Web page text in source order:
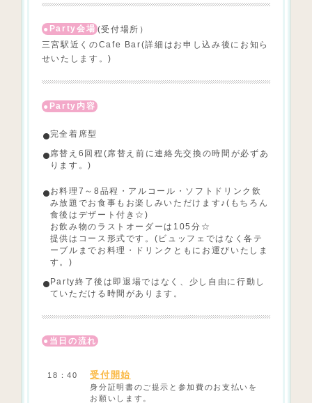
Party会場 (受付場所）
三宮駅近くのCafe Bar(詳細はお申し込み後にお知ら
せいたします。)
Party内容
完全着席型
席替え6回程(席替え前に連絡先交換の時間が必ずあ
ります。)
お料理7～8品程・アルコール・ソフトドリンク飲
み放題でお食事もお楽しみいただけます♪(もちろん
食後はデザート付き☆)
お飲み物のラストオーダーは105分☆
提供はコース形式です。(ビュッフェではなく各テ
ーブルまでお料理・ドリンクともにお運びいたしま
す。)
Party終了後は即退場ではなく、少し自由に行動し
ていただける時間があります。
当日の流れ
18：40 受付開始
身分証明書のご提示と参加費のお支払いを
お願いします。